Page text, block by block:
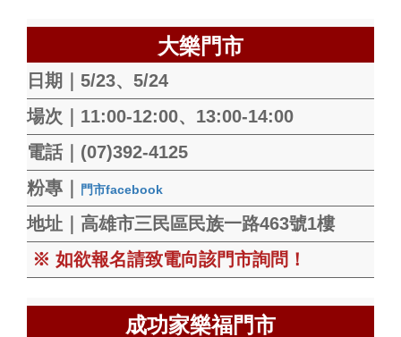
大樂門市
日期｜5/23、5/24
場次｜11:00-12:00、13:00-14:00
電話｜(07)392-4125
粉專｜
門市facebook
地址｜高雄市三民區民族一路463號1樓
※ 如欲報名請致電向該門市詢問！
成功家樂福門市